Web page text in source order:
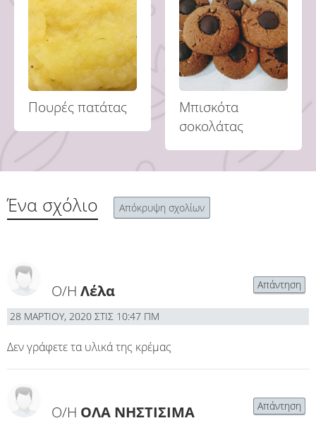
Πουρές πατάτας
Μπισκότα
σοκολάτας
Ένα σχόλιο Απόκρυψη σχολίων
Ο/Η Λέλα
28 ΜΑΡΤΊΟΥ, 2020 ΣΤΙΣ 10:47 ΠΜ
Δεν γράφετε τα υλικά της κρέμας
Απάντηση
Ο/Η ΟΛΑ ΝΗΣΤΙΣΙΜΑ Απάντηση